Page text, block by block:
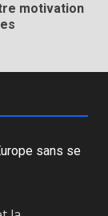
motivation
sans se